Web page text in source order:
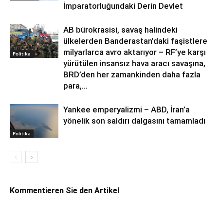
İmparatorluğundaki Derin Devlet
Politika
AB bürokrasisi, savaş halindeki
ülkelerden Banderastan’daki faşistlere
milyarlarca avro aktarıyor – RF’ye karşı
yürütülen insansız hava aracı savaşına,
BRD’den her zamankinden daha fazla
para,...
Politika
Yankee emperyalizmi – ABD, İran’a
yönelik son saldırı dalgasını tamamladı
Kommentieren Sie den Artikel